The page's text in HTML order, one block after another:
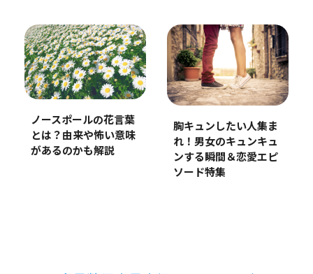
ノースポールの花言葉
とは？由来や怖い意味
があるのかも解説
胸キュンしたい人集ま
れ！男女のキュンキュ
ンする瞬間＆恋愛エピ
ソード特集